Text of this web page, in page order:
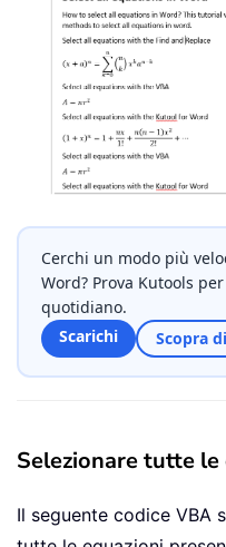
Cerchi un modo più
Word? Prova Kutools
quotidiano.
Scarichi
Scopra
Selezionare tutte
Il seguente codice VBA